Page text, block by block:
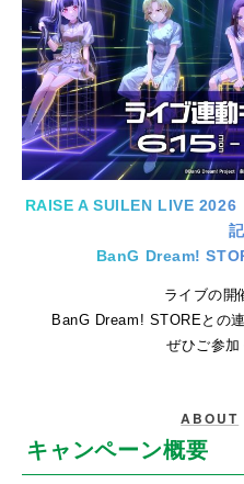
RAISE A SUILEN LIVE
BanG Dream!
ライブの開
BanG Dream! STOREとの
ぜひご参
ABOUT
キャンペーン概要